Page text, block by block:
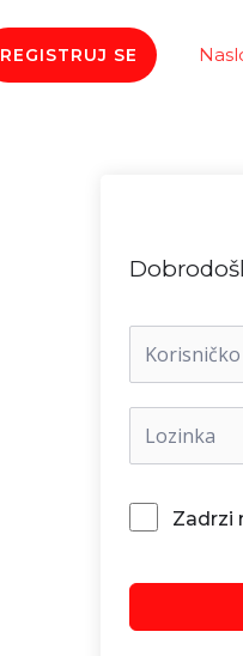
REGISTRUJ SE
Zadrzi